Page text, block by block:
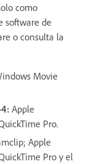
como
software de
o consulta la
Movie
Apple
Pro.
Apple
Pro y el